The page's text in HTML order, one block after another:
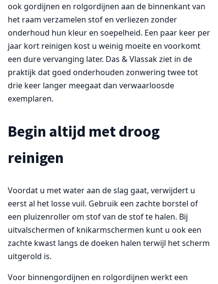
ook gordijnen en rolgordijnen aan de binnenkant van
het raam verzamelen stof en verliezen zonder
onderhoud hun kleur en soepelheid. Een paar keer per
jaar kort reinigen kost u weinig moeite en voorkomt
een dure vervanging later. Das & Vlassak ziet in de
praktijk dat goed onderhouden zonwering twee tot
drie keer langer meegaat dan verwaarloosde
exemplaren.
Begin altijd met droog
reinigen
Voordat u met water aan de slag gaat, verwijdert u
eerst al het losse vuil. Gebruik een zachte borstel of
een pluizenroller om stof van de stof te halen. Bij
uitvalschermen of knikarmschermen kunt u ook een
zachte kwast langs de doeken halen terwijl het scherm
uitgerold is.
Voor binnengordijnen en rolgordijnen werkt een